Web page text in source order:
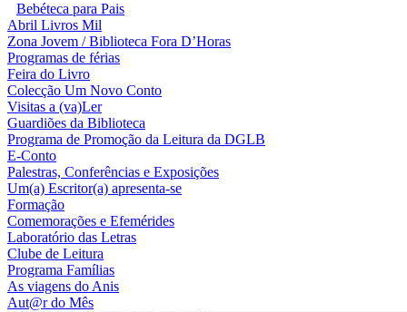
Bebéteca para Pais
Abril Livros Mil
Zona Jovem / Biblioteca Fora D’Horas
Programas de férias
Feira do Livro
Colecção Um Novo Conto
Visitas a (va)Ler
Guardiões da Biblioteca
Programa de Promoção da Leitura da DGLB
E-Conto
Palestras, Conferências e Exposições
Um(a) Escritor(a) apresenta-se
Formação
Comemorações e Efemérides
Laboratório das Letras
Clube de Leitura
Programa Famílias
As viagens do Anis
Aut@r do Mês